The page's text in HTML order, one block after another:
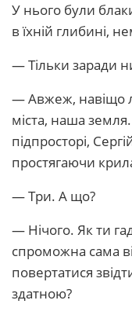
У нього були
в їхній глибині,
— Тільки заради
— Авжеж, навіщо
міста, наша земля.
підпросторі,
простягаючи
— Три. А що?
— Нічого. Як ти
спроможна сама
повертатися
здатною?